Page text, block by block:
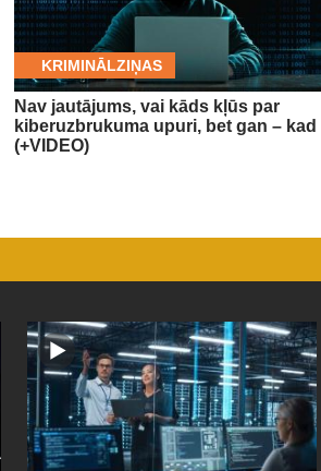
KRIMINĀLZIŅAS
Nav jautājums, vai kāds kļūs par
kiberuzbrukuma upuri, bet gan – kad
(+VIDEO)